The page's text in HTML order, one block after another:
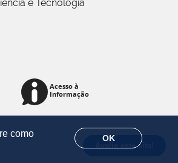
como
OK
e Tecnologia
Avalie este site!